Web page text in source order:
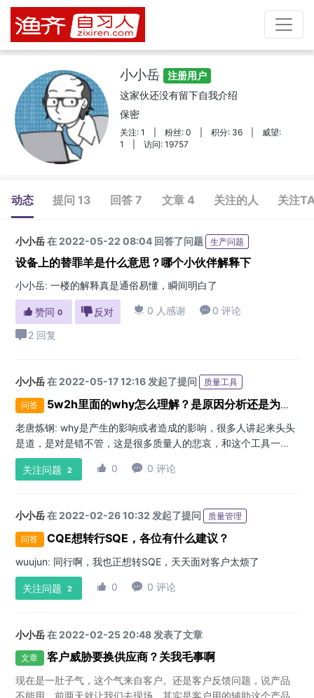
小小岳
注册用户
这家伙还没有留下自我介绍
保密
关注: 1 粉丝: 0 积分: 36
威望:
1
访问: 19757
动态 提问 13 回答 7 文章 4 关注的人 关注
小小岳在 2022-05-22 08:04 回答了问题 生产问题
设备上的替罪羊是什么意思？哪个小伙伴解释下
小小岳: 一楼的解释真是通俗易懂，瞬间明白了
 赞同 0  反对  0 人感谢  0 评论
2 回复
小小岳在 2022-05-17 12:16 发起了提问 质量工具
问答 5w2h里面的why怎么理解？是原因分析还是为什么会是不良？
老唐炼钢: why是产生的影响或者造成的影响，很多人讲起来头头
是道，是对是错不管，这是很多质量人的悲哀，和这个工具一
样，什么都知道，但又什么都不精
关注问题
2  0  0 评论
小小岳在 2022-02-26 10:32 发起了提问 质量管理
问答 CQE想转行SQE，各位有什么建议？
wuujun: 同行啊，我也正想转SQE，天天面对客户太烦了
关注问题 2  0  0 评论
小小岳在 2022-02-25 20:48 发表了文章
文章 客户威胁要换供应商？关我毛事啊
现在是一肚子气，这个气来自客户。还是客户反馈问题，说产品
不能用，前两天就让我们去现场。其实是客户用的辅助这个产品